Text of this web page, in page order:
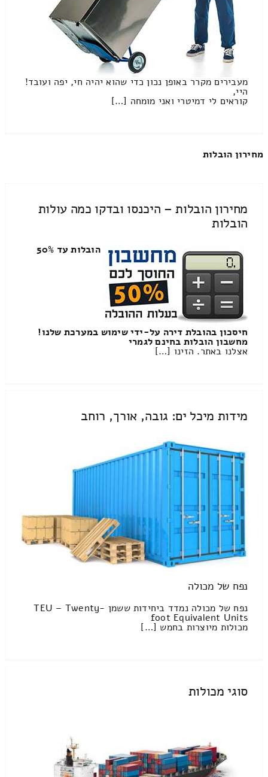
מעבירים מקרר באופן נכון כדי שהוא יהיה חי, יפה ועובד!
היי,
קוראים לי דמיטרי ואני מומחה […]
מחירון הובלות
מחירון הובלות – היכנסו ובדקו כמה עולות
הובלות
הובלות עד 50%
חיסכון בהובלת דירה על-ידי שימוש במערכת שלנו!
מחשבון הובלות בחינם לגמרי
אצלנו באתר. הזינו […]
מידות מיכל ים: גובה, אורך, רוחב
נפח של מכולה
נפח של מכולה נמדד ביחידות ששמן TEU – Twenty-
foot Equivalent Units
מכולות מיוצרות בחמש […]
סוגי מכולות